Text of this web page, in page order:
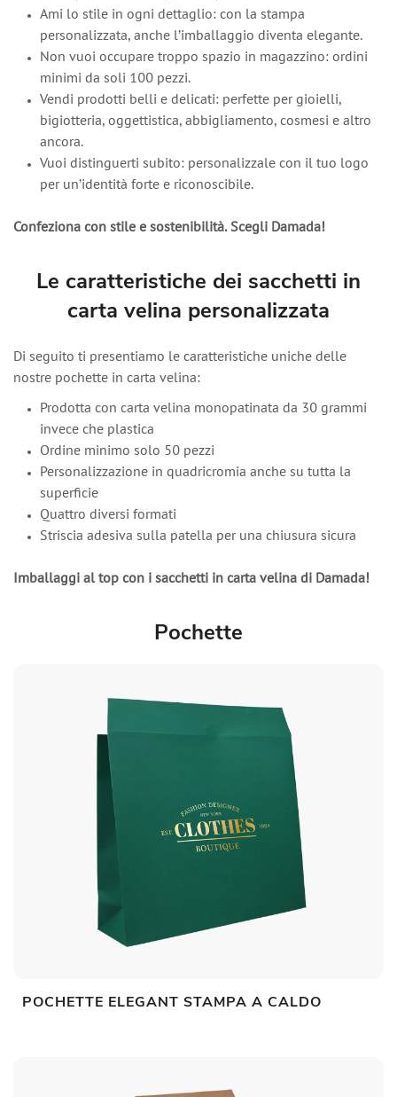
Ami lo stile in ogni dettaglio: con la stampa
personalizzata, anche l’imballaggio diventa elegante.
Non vuoi occupare troppo spazio in magazzino: ordini
minimi da soli 100 pezzi.
Vendi prodotti belli e delicati: perfette per gioielli,
bigiotteria, oggettistica, abbigliamento, cosmesi e altro
ancora.
Vuoi distinguerti subito: personalizzale con il tuo logo
per un’identità forte e riconoscibile.
Confeziona con stile e sostenibilità. Scegli Damada!
Le caratteristiche dei sacchetti in
carta velina personalizzata
Di seguito ti presentiamo le caratteristiche uniche delle
nostre pochette in carta velina:
Prodotta con carta velina monopatinata da 30 grammi
invece che plastica
Ordine minimo solo 50 pezzi
Personalizzazione in quadricromia anche su tutta la
superficie
Quattro diversi formati
Striscia adesiva sulla patella per una chiusura sicura
Imballaggi al top con i sacchetti in carta velina di Damada!
Pochette
POCHETTE ELEGANT STAMPA A CALDO